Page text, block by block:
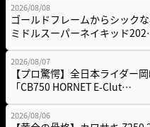
2026/08/08
ゴールドフレームからシック
ミドルスーパーネイキッド
2026/08/07
【プロ驚愕】全日本ライダー
「CB750 HORNET E-Clut…
2026/08/06